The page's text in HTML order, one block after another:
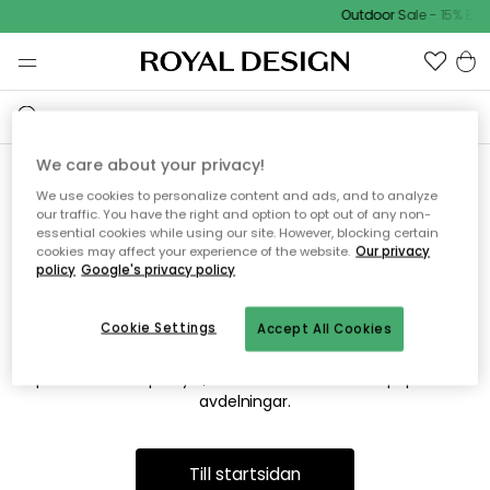
Outdoor Sale - 15%
Vi hittar tyvärr inte sidan du
söker
Detta kan bero på att sidan inte längre finns eller att den har
flyttats. Vi ber om ursäkt för besväret. I menyn ovan kan du
prova att söka på nytt, eller besöka en av våra populära
avdelningar.
Till startsidan
We care about your privacy!
We use cookies to personalize content and ads, and to analyze
our traffic. You have the right and option to opt out of any non-
essential cookies while using our site. However, blocking certain
cookies may affect your experience of the website. Our privacy
policy Google's privacy policy
Accept All Cookies
Cookie Settings